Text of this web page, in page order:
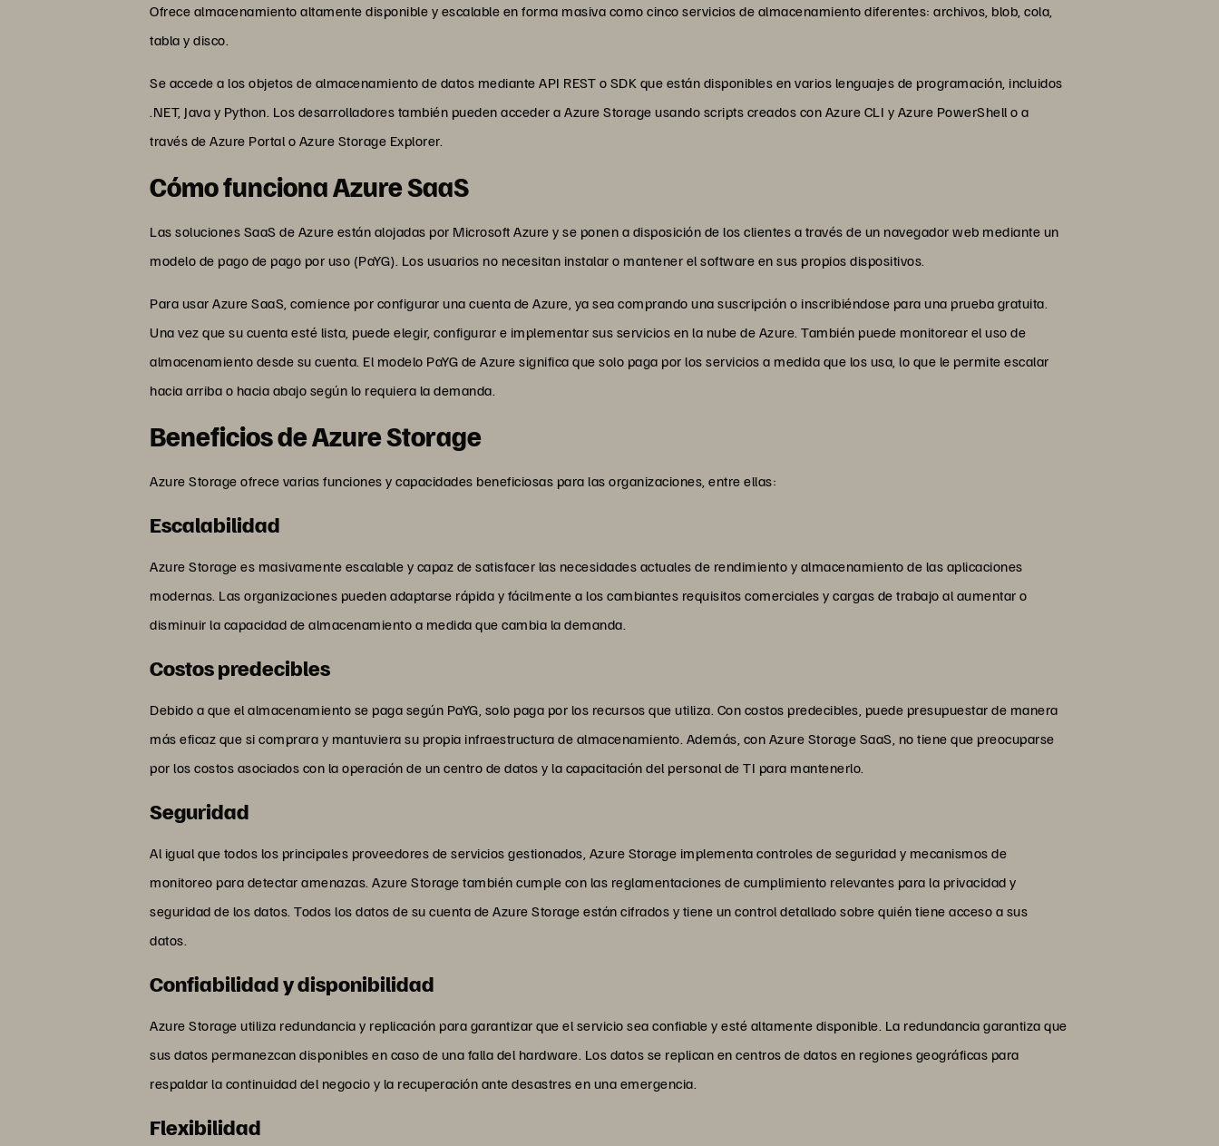
Ofrece almacenamiento altamente disponible y escalable en forma masiva como cinco servicios de almacenamiento diferentes: archivos, blob, cola,
tabla y disco.
Se accede a los objetos de almacenamiento de datos mediante API REST o SDK que están disponibles en varios lenguajes de programación, incluidos
.NET, Java y Python. Los desarrolladores también pueden acceder a Azure Storage usando scripts creados con Azure CLI y Azure PowerShell o a
través de Azure Portal o Azure Storage Explorer.
Cómo funciona Azure SaaS
Las soluciones SaaS de Azure están alojadas por Microsoft Azure y se ponen a disposición de los clientes a través de un navegador web mediante un
modelo de pago de pago por uso (PaYG). Los usuarios no necesitan instalar o mantener el software en sus propios dispositivos.
Para usar Azure SaaS, comience por configurar una cuenta de Azure, ya sea comprando una suscripción o inscribiéndose para una prueba gratuita.
Una vez que su cuenta esté lista, puede elegir, configurar e implementar sus servicios en la nube de Azure. También puede monitorear el uso de
almacenamiento desde su cuenta. El modelo PaYG de Azure significa que solo paga por los servicios a medida que los usa, lo que le permite escalar
hacia arriba o hacia abajo según lo requiera la demanda.
Beneficios de Azure Storage
Azure Storage ofrece varias funciones y capacidades beneficiosas para las organizaciones, entre ellas:
Escalabilidad
Azure Storage es masivamente escalable y capaz de satisfacer las necesidades actuales de rendimiento y almacenamiento de las aplicaciones
modernas. Las organizaciones pueden adaptarse rápida y fácilmente a los cambiantes requisitos comerciales y cargas de trabajo al aumentar o
disminuir la capacidad de almacenamiento a medida que cambia la demanda.
Costos predecibles
Debido a que el almacenamiento se paga según PaYG, solo paga por los recursos que utiliza. Con costos predecibles, puede presupuestar de manera
más eficaz que si comprara y mantuviera su propia infraestructura de almacenamiento. Además, con Azure Storage SaaS, no tiene que preocuparse
por los costos asociados con la operación de un centro de datos y la capacitación del personal de TI para mantenerlo.
Seguridad
Al igual que todos los principales proveedores de servicios gestionados, Azure Storage implementa controles de seguridad y mecanismos de
monitoreo para detectar amenazas. Azure Storage también cumple con las reglamentaciones de cumplimiento relevantes para la privacidad y
seguridad de los datos. Todos los datos de su cuenta de Azure Storage están cifrados y tiene un control detallado sobre quién tiene acceso a sus
datos.
Confiabilidad y disponibilidad
Azure Storage utiliza redundancia y replicación para garantizar que el servicio sea confiable y esté altamente disponible. La redundancia garantiza que
sus datos permanezcan disponibles en caso de una falla del hardware. Los datos se replican en centros de datos en regiones geográficas para
respaldar la continuidad del negocio y la recuperación ante desastres en una emergencia.
Flexibilidad